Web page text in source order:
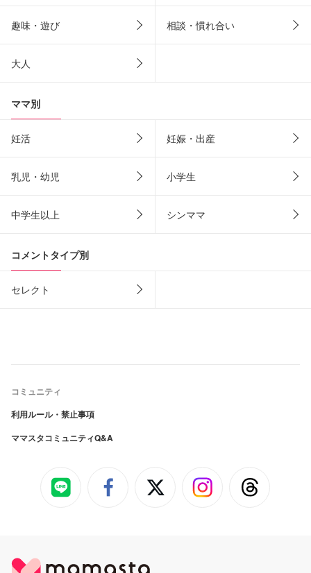
趣味・遊び 相談・慣れ合い
大人
ママ別
妊活 妊娠・出産
乳児・幼児 小学生
中学生以上 シンママ
コメントタイプ別
セレクト
コミュニティ
利用ルール・禁止事項
ママスタコミュニティQ&A